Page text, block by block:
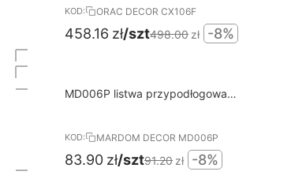
KOD: ORAC DECOR CX106F
458.16 zł/szt498.00 zł -8%
8%
Darmowa dostawa od 400 PLN
MD006P listwa przypodłogowa
KOD: MARDOM DECOR MD006P
83.90 zł/szt91.20 zł -8%